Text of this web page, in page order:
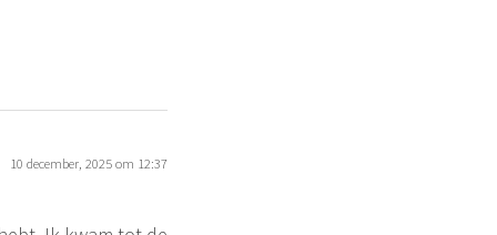
10 december, 2025 om 12:37